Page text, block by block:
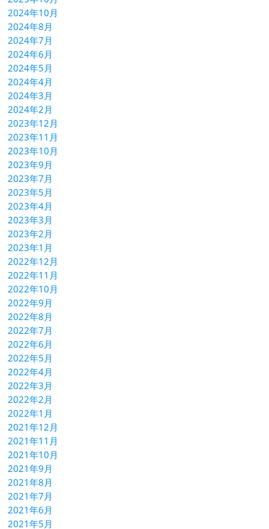
2024年10月
2024年8月
2024年7月
2024年6月
2024年5月
2024年4月
2024年3月
2024年2月
2023年12月
2023年11月
2023年10月
2023年9月
2023年7月
2023年5月
2023年4月
2023年3月
2023年2月
2023年1月
2022年12月
2022年11月
2022年10月
2022年9月
2022年8月
2022年7月
2022年6月
2022年5月
2022年4月
2022年3月
2022年2月
2022年1月
2021年12月
2021年11月
2021年10月
2021年9月
2021年8月
2021年7月
2021年6月
2021年5月